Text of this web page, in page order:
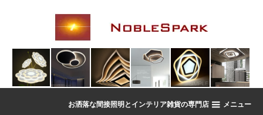
お洒落な間接照明とインテリア雑貨の専門店 メニュー